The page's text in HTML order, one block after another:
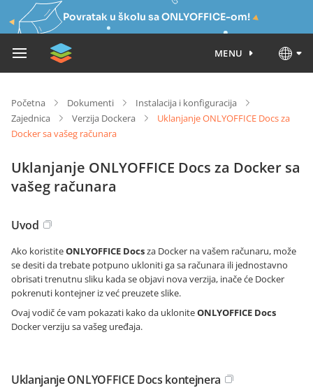
Povratak u školu sa ONLYOFFICE-om!
MENU
Početna Dokumenti
Instalacija i konfiguracija
Zajednica
Verzija Dockera
Uklanjanje ONLYOFFICE Docs za
Docker sa vašeg računara
Uklanjanje ONLYOFFICE Docs za Docker sa
vašeg računara
Uvod
Ako koristiteONLYOFFICE Docsza Docker na vašem računaru, može
se desiti da trebate potpuno ukloniti ga sa računara ili jednostavno
obrisati trenutnu sliku kada se objavi nova verzija, inače će Docker
pokrenuti kontejner iz već preuzete slike.
Ovaj vodič će vam pokazati kako da ukloniteONLYOFFICE Docs
Docker verziju sa vašeg uređaja.
Uklanjanje ONLYOFFICE Docs kontejnera